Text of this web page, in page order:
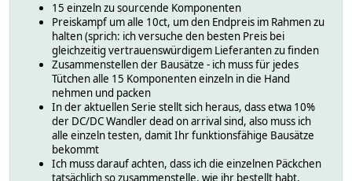
15 einzeln zu sourcende Komponenten
Preiskampf um alle 10ct, um den Endpreis im Rahmen zu
halten (sprich: ich versuche den besten Preis bei
gleichzeitig vertrauenswürdigem Lieferanten zu finden
Zusammenstellen der Bausätze - ich muss für jedes
Tütchen alle 15 Komponenten einzeln in die Hand
nehmen und packen
In der aktuellen Serie stellt sich heraus, dass etwa 10%
der DC/DC Wandler dead on arrival sind, also muss ich
alle einzeln testen, damit Ihr funktionsfähige Bausätze
bekommt
Ich muss darauf achten, dass ich die einzelnen Päckchen